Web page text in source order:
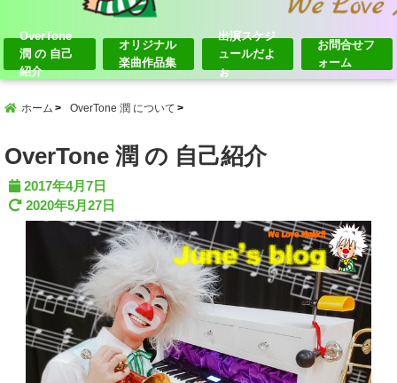
OverTone
潤 の 自己
紹介
オリジナル
楽曲作品集
出演スケジ
ュールだよ
ぉ
お問合せフ
ォーム
ホーム OverTone 潤 について
OverTone 潤 の 自己紹介
2017年4月7日
2020年5月27日